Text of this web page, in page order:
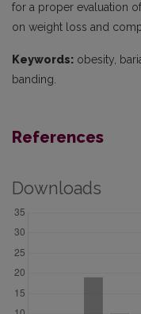
for a proper evaluation
on weight loss and
Keywords: obesity,
banding.
References
Downloads